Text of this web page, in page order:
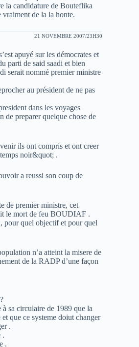
la candidature de Bouteflika
vraiment de la la honte.
21 NOVEMBRE 2007/23H30
apuyé sur les démocrates et
parti de said saadi et bien
serait nommé premier ministre
au président de ne pas
dans les voyages
preparer quelque chose de
ils ont compris et ont creer
noir&quot; .
a reussi son coup de
de premier ministre, cet
le mort de feu BOUDIAF .
pour quel objectif et pour quel
n’a atteint la misere de
de la RADP d’une façon
sa circulaire de 1989 que la
que ce systeme doiut changer
.
.
.